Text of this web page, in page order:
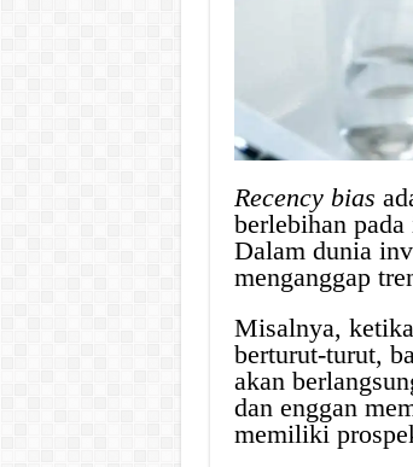
Recency bias
berlebihan
Dalam dunia
menganggap
Misalnya,
berturut-turut,
akan
dan enggan
memiliki